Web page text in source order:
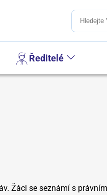
Ředitelé
Žáci se seznámí s